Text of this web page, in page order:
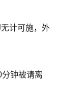
计可施，外
钟被请离